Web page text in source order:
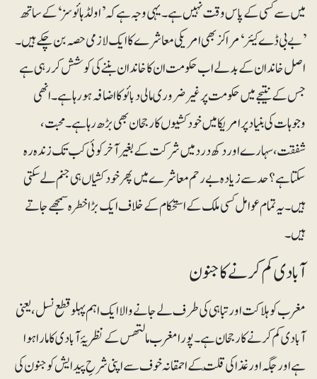
میں سے کسی کے پاس وقت نہیں ہے۔ یہی وجہ ہے کہ ’اولڈ ہائوسز‘ کے ساتھ
’بے بی ڈے کیئر‘ مراکز بھی امریکی معاشرے کا ایک لازمی حصہ بن چکے ہیں۔
اصل خاندان کے بدلے اب حکومت ان کا خاندان بننے کی کوشش کر رہی ہے
جس کے نتیجے میں حکومت پر غیرضروری مالی دبائو کا اضافہ ہو رہا ہے۔ انھی
وجوہات کی بنیاد پر امریکا میں خودکشیوں کا رجحان بھی بڑھ رہا ہے۔ محبت،
شفقت، سہارے اور دکھ درد میں شرکت کے بغیر آخر کوئی کب تک زندہ رہ
سکتا ہے؟ حد سے زیادہ بے رحم معاشرے میں پھر خودکشیاں ہی جنم لے سکتی
ہیں۔ یہ تمام عوامل کسی ملک کے استحکام کے خلاف ایک بڑا خطرہ سمجھے جاتے
ہیں۔
آبادی کم کرنے کا جنون
مغرب کو ہلاکت اور تباہی کی طرف لے جانے والا ایک اہم پہلو قطع نسل، یعنی
آبادی کم کرنے کا رجحان ہے۔ پورا مغرب مالتھس کے نظریۂ آبادی کا مارا ہوا
ہے اور جگہ اور غذا کی قلّت کے احمقانہ خوف سے اپنی شرحِ پیدایش کو جنون کی